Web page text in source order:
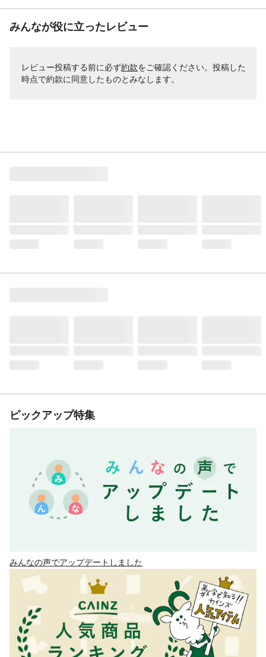
みんなが役に立ったレビュー
レビュー投稿する前に必ず約款をご確認ください。投稿した
時点で約款に同意したものとみなします。
ピックアップ特集
みんなの声でアップデートしました